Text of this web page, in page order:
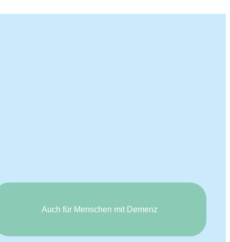
Auch für Men­schen mit Demenz